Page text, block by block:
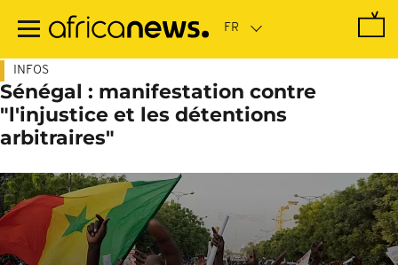
contenu
INFOS
Sénégal : manifestation contre
"l'injustice et les détentions
arbitraires"